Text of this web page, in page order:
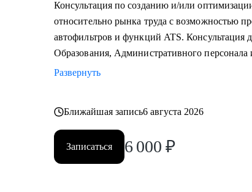
• помогаю выделиться на рынке труда и
• приношу инсайты из рынка труда и новости
Консультация по созданию и/или
относительно рынка труда с возможностью
автофильтров и функций ATS.
Образования, Административного персонала
Развернуть
Ближайшая запись6 августа 2026
Записаться 6 000 ₽